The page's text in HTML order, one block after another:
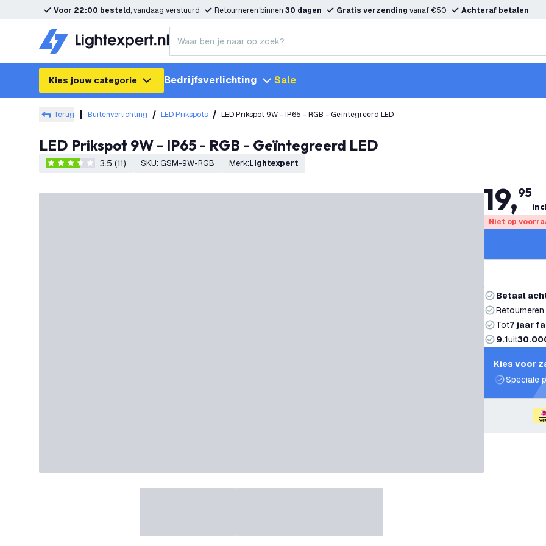
Voor 22:00 besteld, vandaag verstuurd Retourneren binnen 30 dagen Gratis verzending vanaf €50 Achteraf betalen
Kies jouw categorie Bedrijfsverlichting Sale
Terug Buitenverlichting LED Prikspots LED Prikspot 9W - IP65 - RGB - Geïntegreerd LED
LED Prikspot 9W - IP65 - RGB - Geïntegreerd LED
3.5 score sterren3.5 (11) SKU: GSM-9W-RGB Merk: Lightexpert
19,95
Niet op
Betaal
Tot7 jaar
9.1uit
Kies voor
Speciale